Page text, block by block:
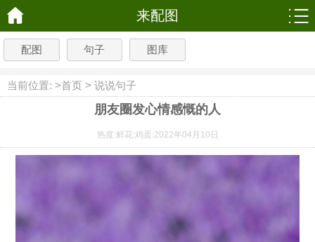
来配图
配图 句子 图库
当前位置: >首页 > 说说句子
朋友圈发心情感慨的人
热度:鲜花:鸡蛋:2022年04月10日